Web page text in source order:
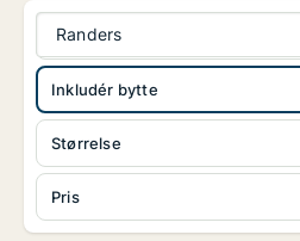
Randers
Størrelse
Pris
Inkludér bytte